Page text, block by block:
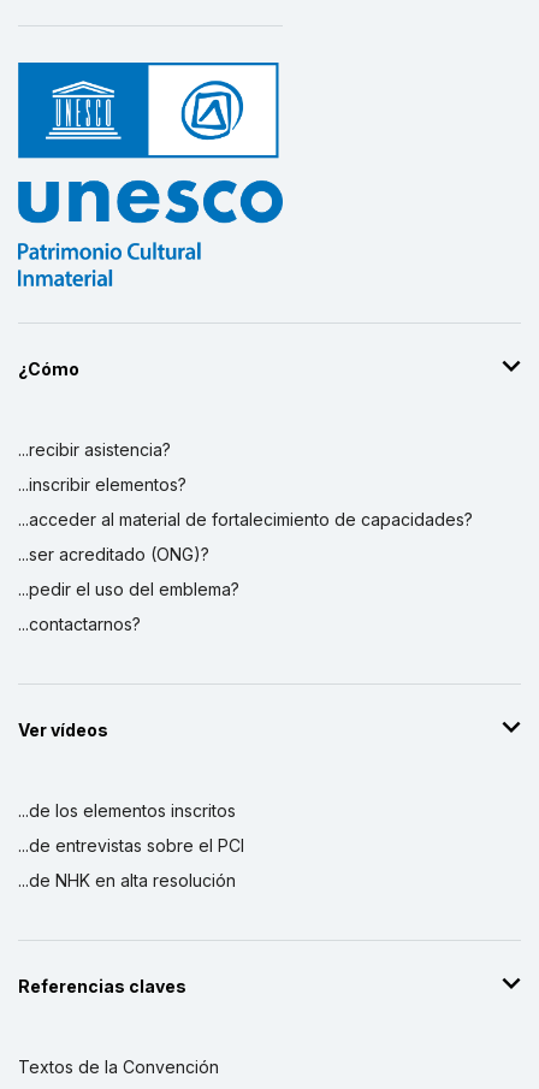
¿Cómo
...recibir asistencia?
...inscribir elementos?
...acceder al material de fortalecimiento de capacidades?
...ser acreditado (ONG)?
...pedir el uso del emblema?
...contactarnos?
Ver vídeos
...de los elementos inscritos
...de entrevistas sobre el PCI
...de NHK en alta resolución
Referencias claves
Textos de la Convención